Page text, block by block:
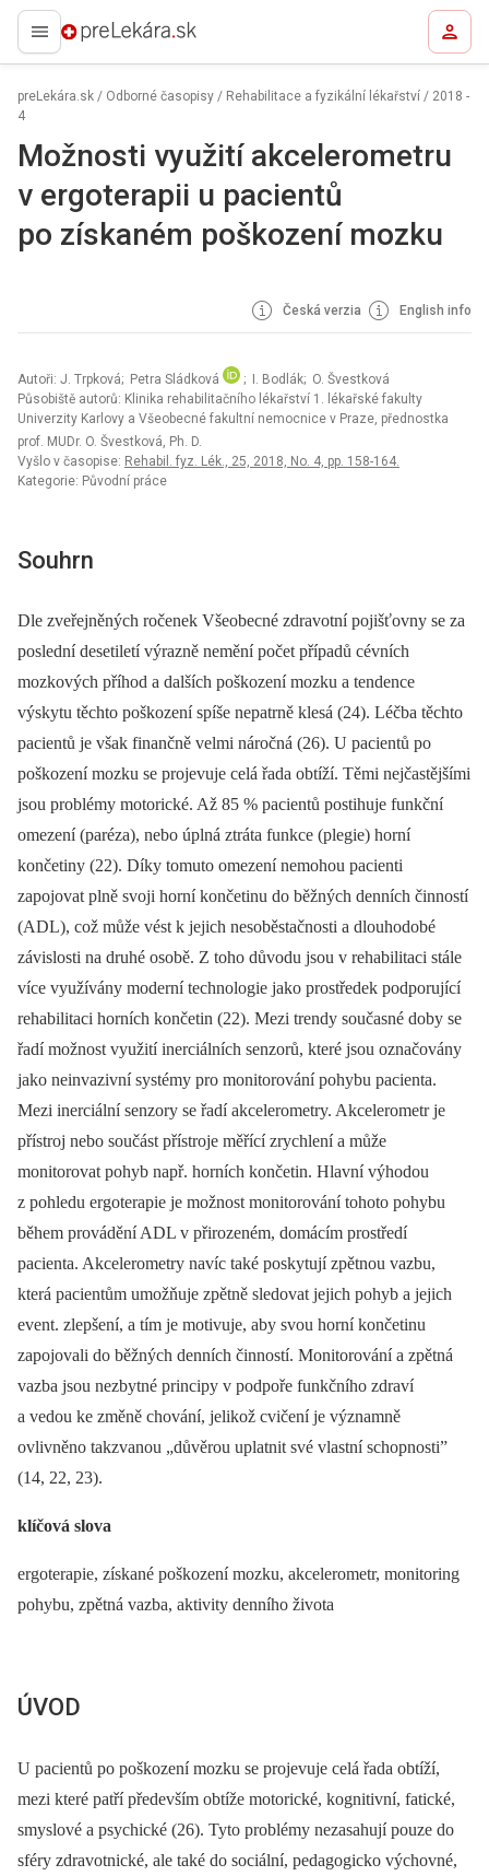
preLekára.sk
preLekára.sk / Odborné časopisy / Rehabilitace a fyzikální lékařství / 2018 -
4
Možnosti využití akcelerometru
v ergoterapii u pacientů
po získaném poškození mozku
Česká verzia English info
Autoři: J. Trpková; Petra Sládková
; I. Bodlák; O. Švestková
Působiště autorů: Klinika rehabilitačního lékařství 1. lékařské fakulty
Univerzity Karlovy a Všeobecné fakultní nemocnice v Praze, přednostka
prof. MUDr. O. Švestková, Ph. D.
Vyšlo v časopise: Rehabil. fyz. Lék., 25, 2018, No. 4, pp. 158-164.
Kategorie: Původní práce
Souhrn
Dle zveřejněných ročenek Všeobecné zdravotní pojišťovny se za
poslední desetiletí výrazně nemění počet případů cévních
mozkových příhod a dalších poškození mozku a tendence
výskytu těchto poškození spíše nepatrně klesá (24). Léčba těchto
pacientů je však finančně velmi náročná (26). U pacientů po
poškození mozku se projevuje celá řada obtíží. Těmi nejčastějšími
jsou problémy motorické. Až 85 % pacientů postihuje funkční
omezení (paréza), nebo úplná ztráta funkce (plegie) horní
končetiny (22). Díky tomuto omezení nemohou pacienti
zapojovat plně svoji horní končetinu do běžných denních činností
(ADL), což může vést k jejich nesoběstačnosti a dlouhodobé
závislosti na druhé osobě. Z toho důvodu jsou v rehabilitaci stále
více využívány moderní technologie jako prostředek podporující
rehabilitaci horních končetin (22). Mezi trendy současné doby se
řadí možnost využití inerciálních senzorů, které jsou označovány
jako neinvazivní systémy pro monitorování pohybu pacienta.
Mezi inerciální senzory se řadí akcelerometry. Akcelerometr je
přístroj nebo součást přístroje měřící zrychlení a může
monitorovat pohyb např. horních končetin. Hlavní výhodou
z pohledu ergoterapie je možnost monitorování tohoto pohybu
během provádění ADL v přirozeném, domácím prostředí
pacienta. Akcelerometry navíc také poskytují zpětnou vazbu,
která pacientům umožňuje zpětně sledovat jejich pohyb a jejich
event. zlepšení, a tím je motivuje, aby svou horní končetinu
zapojovali do běžných denních činností. Monitorování a zpětná
vazba jsou nezbytné principy v podpoře funkčního zdraví
a vedou ke změně chování, jelikož cvičení je významně
ovlivněno takzvanou „důvěrou uplatnit své vlastní schopnosti”
(14, 22, 23).
klíčová slova
ergoterapie, získané poškození mozku, akcelerometr, monitoring
pohybu, zpětná vazba, aktivity denního života
ÚVOD
U pacientů po poškození mozku se projevuje celá řada obtíží,
mezi které patří především obtíže motorické, kognitivní, fatické,
smyslové a psychické (26). Tyto problémy nezasahují pouze do
sféry zdravotnické, ale také do sociální, pedagogicko výchovné,